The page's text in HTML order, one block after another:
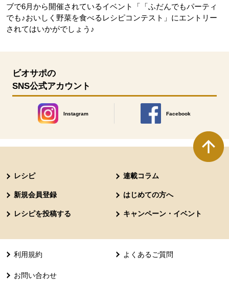
ブで6月から開催されているイベント「「ふだんでもパーティ
でも♪おいしく野菜を食べるレシピコンテスト」にエントリー
されてはいかがでしょう♪
ビオサポの
SNS公式アカウント
Instagram
別のウィンドウで開きます。
Facebook
別のウィンドウで開きます
レシピ 連載コラム
新規会員登録 はじめての方へ
レシピを投稿する キャンペーン・イベント
利用規約 よくあるご質問
お問い合わせ